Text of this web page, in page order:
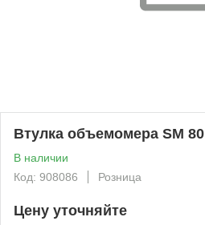
Втулка объемомера SM 80
В наличии
Код: 908086
Розница
Цену уточняйте